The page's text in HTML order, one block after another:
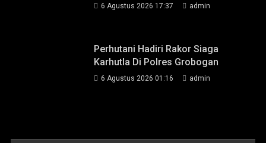
6 Agustus 2026 17:37 admin
Perhutani Hadiri Rakor Siaga
Karhutla Di Polres Grobogan
6 Agustus 2026 01:16 admin